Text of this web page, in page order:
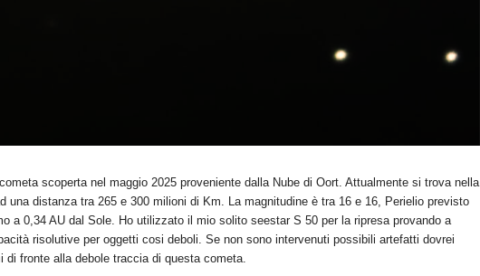
scoperta nel maggio 2025 proveniente dalla Nube di Oort. Attualmente si trova nella
una distanza tra 265 e 300 milioni di Km. La magnitudine è tra 16 e 16, Perielio previsto
a 0,34 AU dal Sole. Ho utilizzato il mio solito seestar S 50 per la ripresa provando a
risolutive per oggetti cosi deboli. Se non sono intervenuti possibili artefatti dovrei
di fronte alla debole traccia di questa cometa.